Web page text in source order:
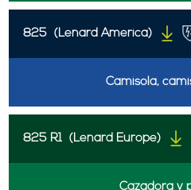
825 (Lenard America)
Camisola,
825 R1 (Lenard Europe)
Cazadora y